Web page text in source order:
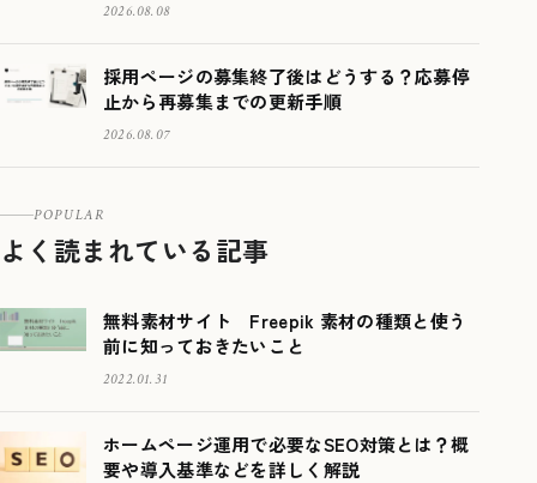
2026.08.08
採用ページの募集終了後はどうする？応募停
止から再募集までの更新手順
2026.08.07
POPULAR
よく読まれている記事
無料素材サイト Freepik 素材の種類と使う
前に知っておきたいこと
2022.01.31
ホームページ運用で必要なSEO対策とは？概
要や導入基準などを詳しく解説